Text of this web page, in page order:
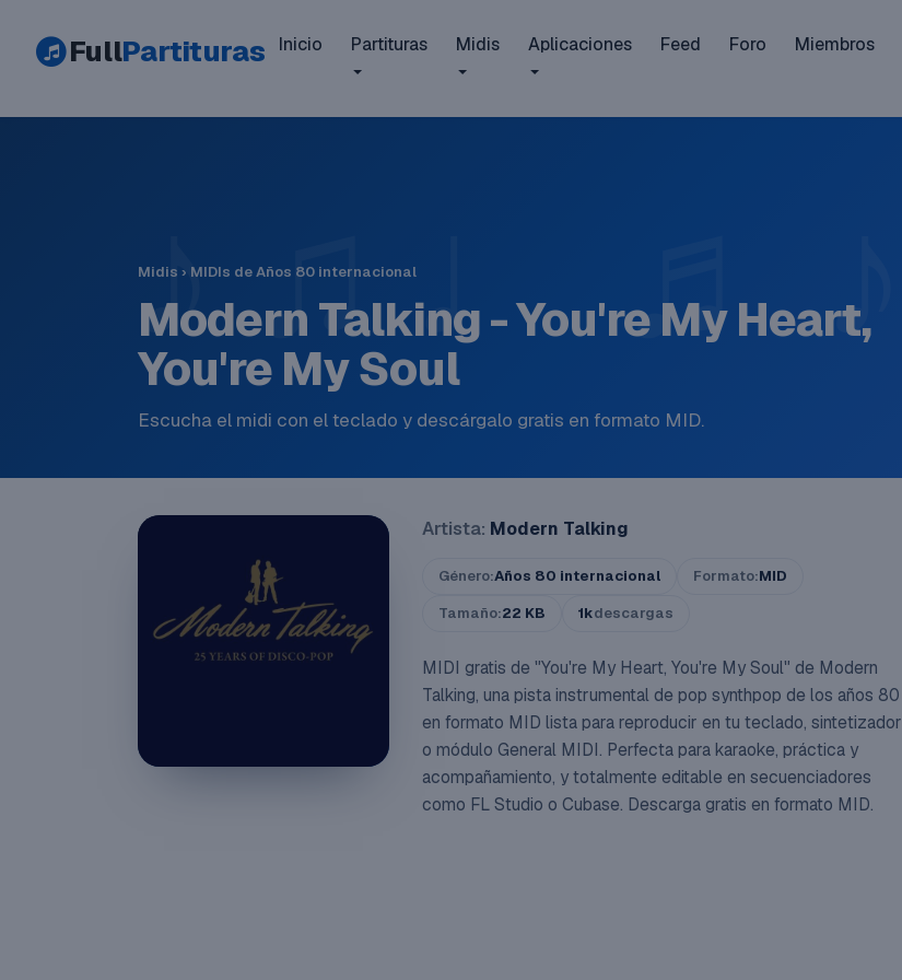
FullPartituras Inicio Partituras Midis Aplicaciones Feed Foro Miembros
Midis › MIDIs de Años 80 internacional
Modern Talking - You're My Heart,
You're My Soul
Escucha el midi con el teclado y descárgalo gratis en formato MID.
Artista: Modern Talking
Género:Años 80 internacional Formato:MID
Tamaño:22 KB 1kdescargas
MIDI gratis de "You're My Heart, You're My Soul" de Modern
Talking, una pista instrumental de pop synthpop de los años 80
en formato MID lista para reproducir en tu teclado, sintetizador
o módulo General MIDI. Perfecta para karaoke, práctica y
acompañamiento, y totalmente editable en secuenciadores
como FL Studio o Cubase. Descarga gratis en formato MID.